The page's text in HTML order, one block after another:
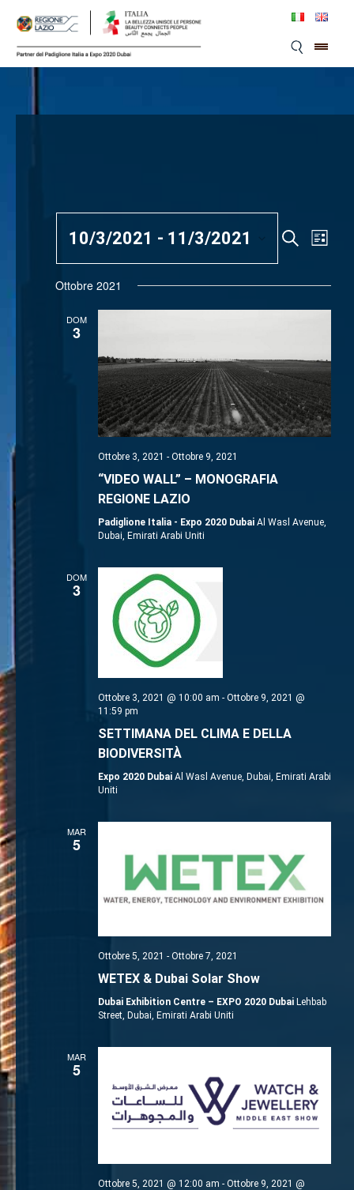
content
Eventi
Ricerca
Cerca
Lista
10/3/2021 - 11/3/2021
SELEZIONA
LA
Ottobre 2021
DOM
3
Ottobre 3, 2021 - Ottobre 9, 2021
“VIDEO WALL” – MONOGRAFIA
REGIONE LAZIO
Padiglione Italia - Expo 2020 Dubai Al Wasl Avenue,
Dubai, Emirati Arabi Uniti
DOM
3
Ottobre 3, 2021 @ 10:00 am - Ottobre 9, 2021 @
11:59 pm
SETTIMANA DEL CLIMA E DELLA
BIODIVERSITÀ
Expo 2020 Dubai Al Wasl Avenue, Dubai, Emirati Arabi
Uniti
MAR
5
Ottobre 5, 2021 - Ottobre 7, 2021
WETEX & Dubai Solar Show
Dubai Exhibition Centre – EXPO 2020 Dubai Lehbab
Street, Dubai, Emirati Arabi Uniti
MAR
5
Ottobre 5, 2021 @ 12:00 am - Ottobre 9, 2021 @